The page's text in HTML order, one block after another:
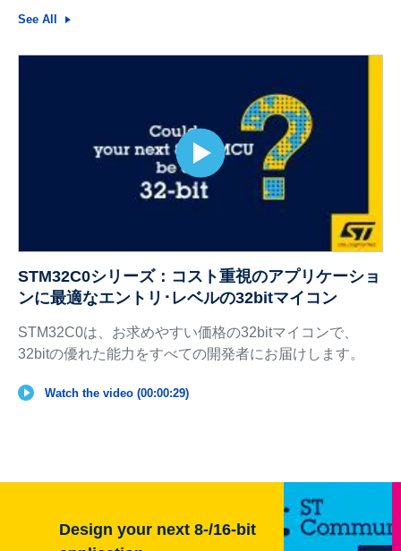
See All
STM32C0シリーズ：コスト重視のアプリケーショ
ンに最適なエントリ･レベルの32bitマイコン
STM32C0は、お求めやすい価格の32bitマイコンで、
32bitの優れた能力をすべての開発者にお届けします。
Watch the video (00:00:29)
Design your next 8-/16-bit